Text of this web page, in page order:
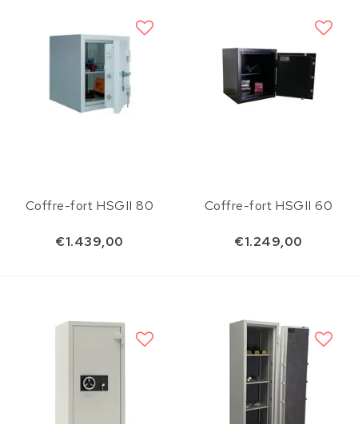
Coffre-fort HSGII 80
€1.439,00
Coffre-fort HSGII 60
€1.249,00